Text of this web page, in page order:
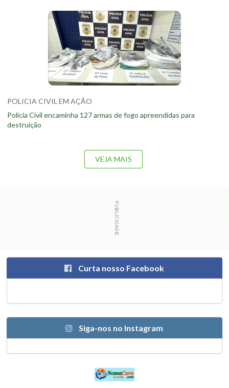
POLICIA CIVIL EM AÇÃO
Polícia Civil encaminha 127 armas de fogo apreendidas para
destruição
VEJA MAIS
Curta nosso Facebook
Siga-nos no Instagram